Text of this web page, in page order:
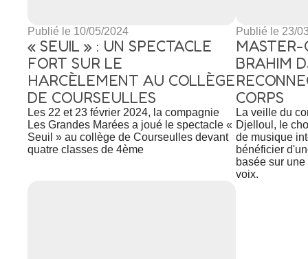
Publié le 10/05/2024
« SEUIL » : UN SPECTACLE
FORT SUR LE
HARCÈLEMENT AU COLLÈGE
DE COURSEULLES
Les 22 et 23 février 2024, la compagnie
Les Grandes Marées a joué le spectacle «
Seuil » au collège de Courseulles devant
quatre classes de 4ème
Publié le 23/
MASTER-
BRAHIM
CORPS
La veille du
Djelloul, le
de musique
bénéficier
basée sur
voix.